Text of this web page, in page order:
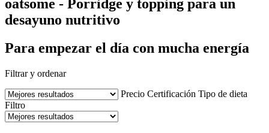
oatsome - Porridge y topping para un
desayuno nutritivo
Para empezar el día con mucha energía
Filtrar y ordenar
Precio Certificación Tipo de dieta
Filtro